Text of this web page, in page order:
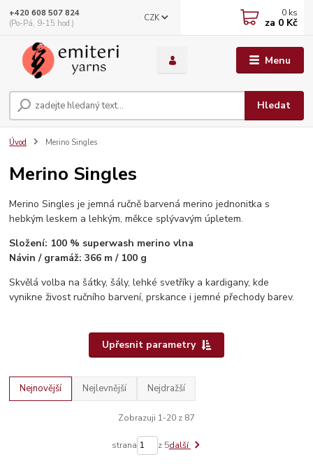
Menu
CZK
Hledat
+420 608 507 824
(Po-Pá, 9-15 hod.)
0 ks
za 0 Kč
Úvod Merino Singles
Merino Singles
Merino Singles je jemná ručně barvená merino jednonitka s
hebkým leskem a lehkým, měkce splývavým úpletem.
Složení: 100 % superwash merino vlna
Návin / gramáž: 366 m / 100 g
Skvělá volba na šátky, šály, lehké svetříky a kardigany, kde
vynikne živost ručního barvení, prskance i jemné přechody barev.
Upřesnit parametry
Nejnovější Nejlevnější Nejdražší
Zobrazuji 1-20 z 87
strana z 5další